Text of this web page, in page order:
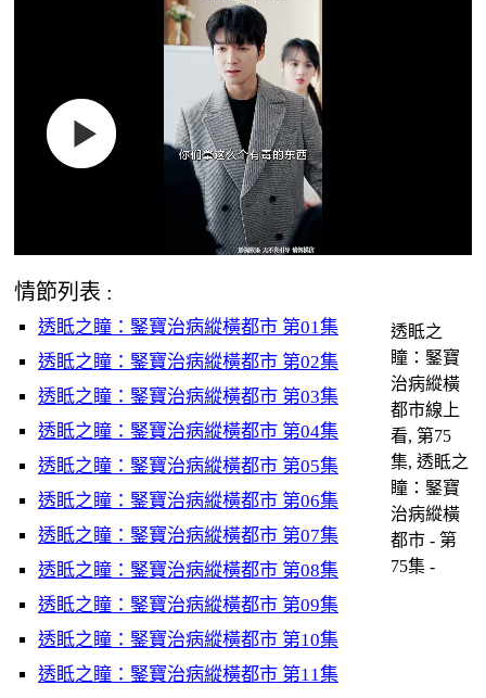
情節列表 :
透眡之瞳：鋻寶治病縱橫都市 第01集
透眡之瞳：鋻寶治病縱橫都市 第02集
透眡之瞳：鋻寶治病縱橫都市 第03集
透眡之瞳：鋻寶治病縱橫都市 第04集
透眡之瞳：鋻寶治病縱橫都市 第05集
透眡之瞳：鋻寶治病縱橫都市 第06集
透眡之瞳：鋻寶治病縱橫都市 第07集
透眡之瞳：鋻寶治病縱橫都市 第08集
透眡之瞳：鋻寶治病縱橫都市 第09集
透眡之瞳：鋻寶治病縱橫都市 第10集
透眡之瞳：鋻寶治病縱橫都市 第11集
透眡之
瞳：鋻寶
治病縱橫
都市線上
看, 第75
集, 透眡之
瞳：鋻寶
治病縱橫
都市 - 第
75集 -